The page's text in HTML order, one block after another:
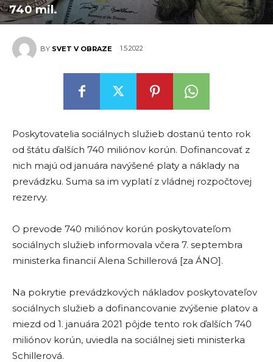
740 mil.
BY SVET V OBRAZE 1.5.2022
Poskytovatelia sociálnych služieb dostanú tento rok
od štátu ďalších 740 miliónov korún. Dofinancovať z
nich majú od januára navýšené platy a náklady na
prevádzku. Suma sa im vyplatí z vládnej rozpočtovej
rezervy.
O prevode 740 miliónov korún poskytovateľom
sociálnych služieb informovala včera 7. septembra
ministerka financií Alena Schillerová [za ÁNO].
Na pokrytie prevádzkových nákladov poskytovateľov
sociálnych služieb a dofinancovanie zvýšenie platov a
miezd od 1. januára 2021 pôjde tento rok ďalších 740
miliónov korún, uviedla na sociálnej sieti ministerka
Schillerová.